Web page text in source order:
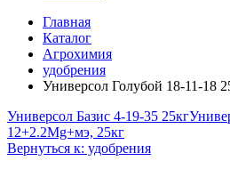
Главная
Каталог
Агрохимия
удобрения
Универсол Голубой 18-11-18
Универсол Базис 4-19-35 25кг
12+2.2Mg+мэ, 25кг
Вернуться к: удобрения